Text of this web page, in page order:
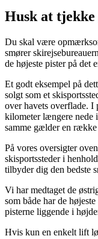
Husk at
Du skal være
smører
de højeste pister på det
Et godt eksempel på
solgt som et
over havets overflade. I
kilometer længere nede
samme gælder en
På vores oversigter
skisportssteder i
tilbyder dig den bedste
Vi har medtaget de
som både har de
pisterne liggende i
Hvis kun en enkelt lift